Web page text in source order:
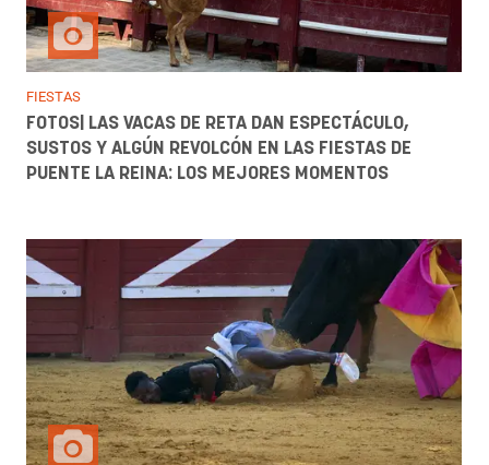
FIESTAS
FOTOS| LAS VACAS DE RETA DAN ESPECTÁCULO,
SUSTOS Y ALGÚN REVOLCÓN EN LAS FIESTAS DE
PUENTE LA REINA: LOS MEJORES MOMENTOS